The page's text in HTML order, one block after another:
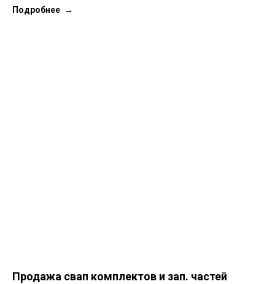
Подробнее
Продажа свап комплектов и зап. частей